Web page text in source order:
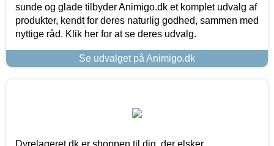
sunde og glade tilbyder Animigo.dk et komplet udvalg af
produkter, kendt for deres naturlig godhed, sammen med
nyttige råd. Klik her for at se deres udvalg.
Se udvalget på Animigo.dk
Dyrelageret.dk er shoppen til dig, der elsker